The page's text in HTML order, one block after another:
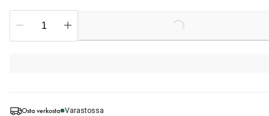
Osta verkosta Varastossa
Loading...